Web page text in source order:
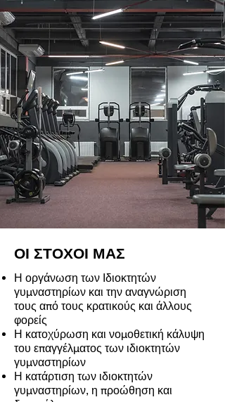
ΟΙ ΣΤΟΧΟΙ ΜΑΣ
Η οργάνωση των Ιδιοκτητών
γυμναστηρίων και την αναγνώριση
τους από τους κρατικούς και άλλους
φορείς
Η κατοχύρωση και νομοθετική κάλυψη
του επαγγέλματος των ιδιοκτητών
γυμναστηρίων
Η κατάρτιση των ιδιοκτητών
γυμναστηρίων, η προώθηση και